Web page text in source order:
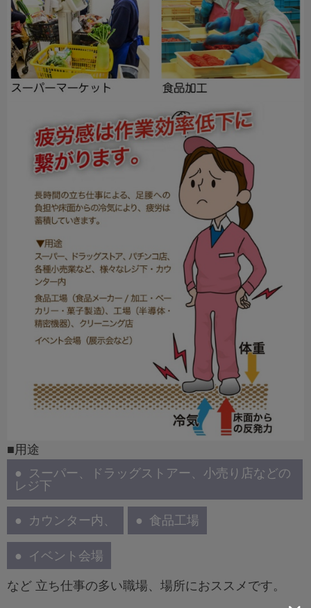
■用途
スーパー、ドラッグストアー、小売り店などの
レジ下
カウンター内、 食品工場
イベント会場
など 立ち仕事の多い職場、場所におススメです。